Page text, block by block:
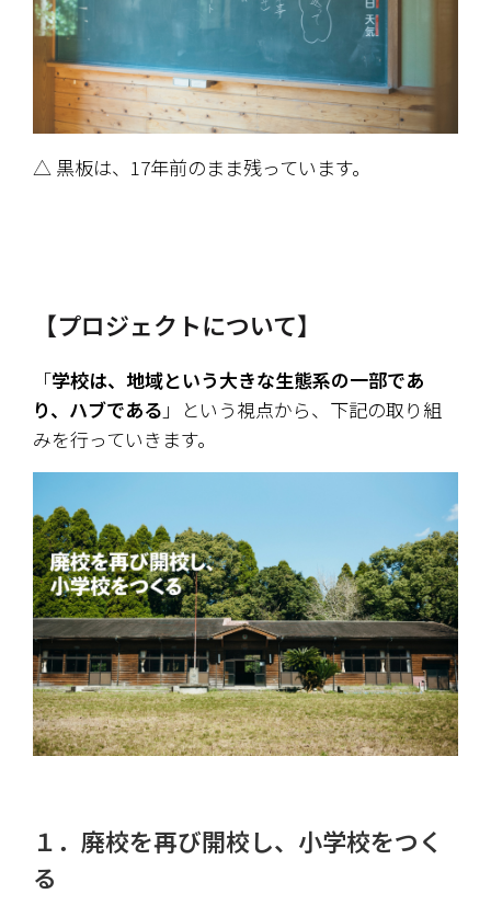
△ 黒板は、17年前のまま残っています。
【プロジェクトについて】
「学校は、地域という大きな生態系の一部であ
り、ハブである 」という視点から、下記の取り組
みを行っていきます。
１．廃校を再び開校し、小学校をつく
る